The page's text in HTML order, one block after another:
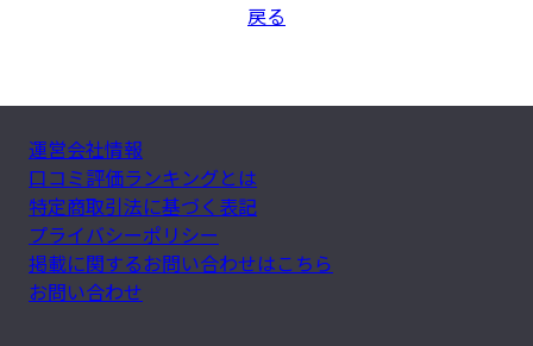
戻る
運営会社情報
口コミ評価ランキングとは
特定商取引法に基づく表記
プライバシーポリシー
掲載に関するお問い合わせはこちら
お問い合わせ